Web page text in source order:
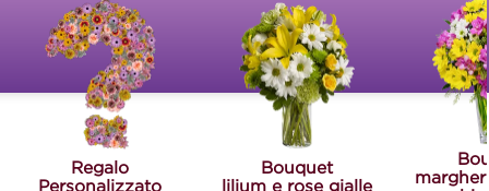
Regalo
Personalizzato
Bouquet
lilium e rose gialle